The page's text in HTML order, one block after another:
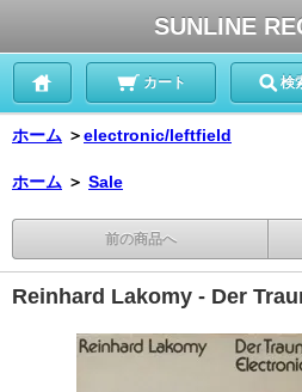
SUNLINE
カート 検
ホーム ＞electronic/leftfield
ホーム ＞ Sale
前の商品へ
Reinhard Lakomy - Der